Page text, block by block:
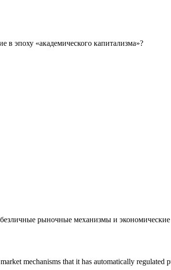
в эпоху «академического капитализма»?
рыночные механизмы и
mechanisms that it has automatically regulated